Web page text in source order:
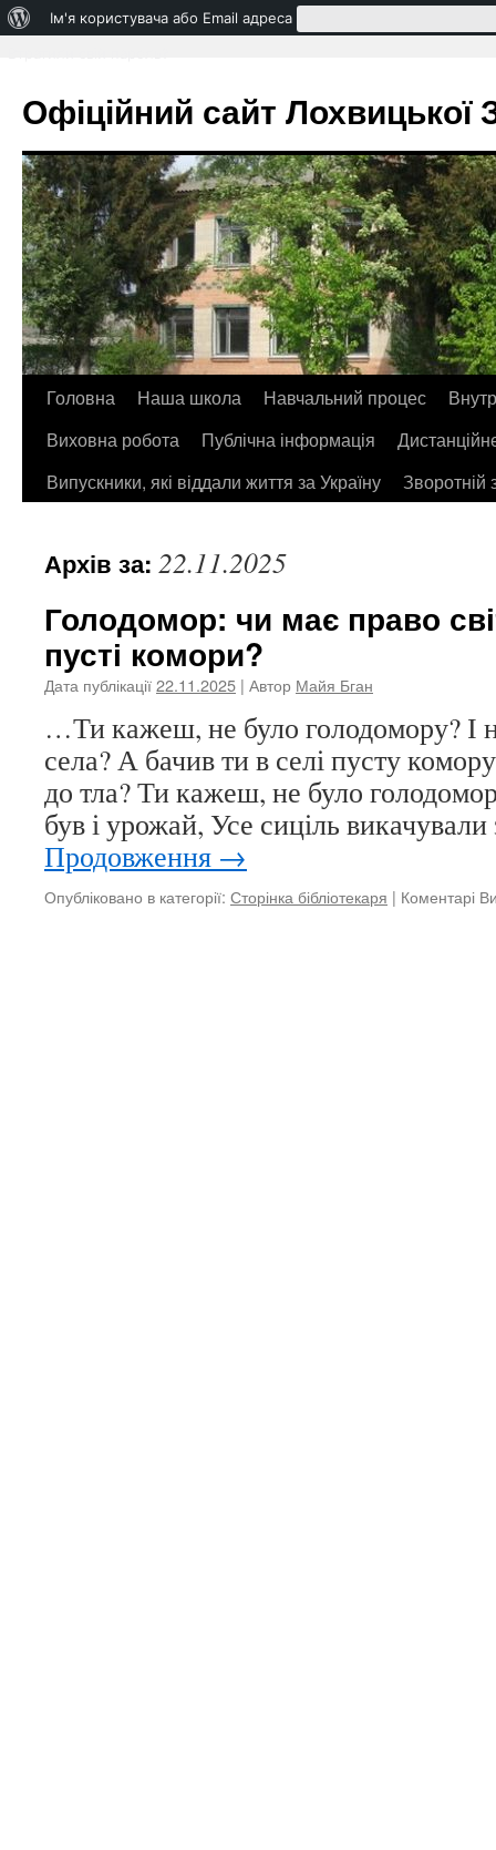
ПроІм'я користувача або Email адреса
Офіційний сайт Лохвицької
Перейти
до
контенту
Головна Наша школа Навчальний процес
Виховна робота
Публічна інформація
Випускники, які віддали життя за Україну
Зворотній
Архів за: 22.11.2025
Голодомор: чи має право
пусті комори?
Дата публікації22.11.2025 | Автор Майя Бган
…Ти кажеш, не було голодомору? І
села? А бачив ти в селі пусту
до тла? Ти кажеш, не було
був і урожай, Усе сиціль
Продовження →
Опубліковано в категорії: Сторінка бібліотекаря | Коментарі